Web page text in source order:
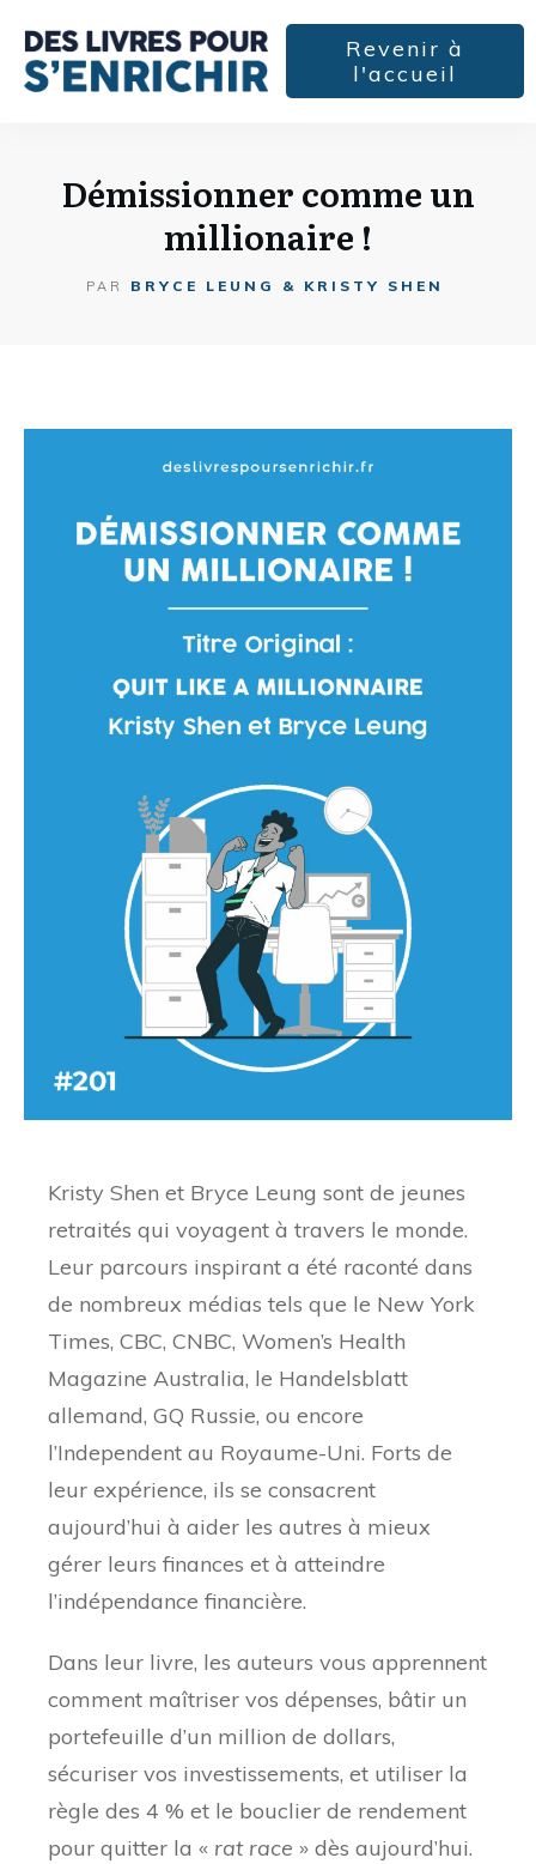
Revenir à
l'accueil
Démissionner comme un
millionaire !
PAR BRYCE LEUNG & KRISTY SHEN
Kristy Shen et Bryce Leung sont de jeunes
retraités qui voyagent à travers le monde.
Leur parcours inspirant a été raconté dans
de nombreux médias tels que le New York
Times, CBC, CNBC, Women’s Health
Magazine Australia, le Handelsblatt
allemand, GQ Russie, ou encore
l’Independent au Royaume-Uni. Forts de
leur expérience, ils se consacrent
aujourd’hui à aider les autres à mieux
gérer leurs finances et à atteindre
l’indépendance financière.
Dans leur livre, les auteurs vous apprennent
comment maîtriser vos dépenses, bâtir un
portefeuille d’un million de dollars,
sécuriser vos investissements, et utiliser la
règle des 4 % et le bouclier de rendement
pour quitter la « rat race » dès aujourd’hui.